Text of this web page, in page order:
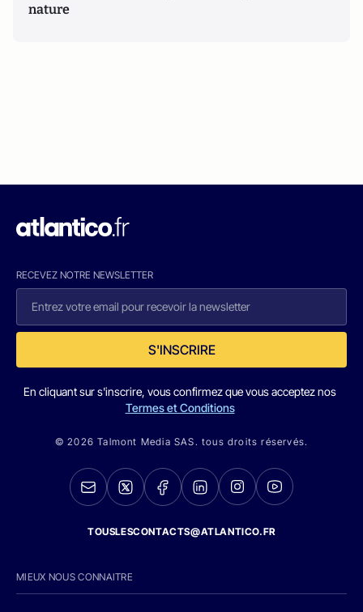
nature
RECEVEZ NOTRE NEWSLETTER
S'INSCRIRE
En cliquant sur s'inscrire, vous confirmez que vous acceptez nos
Termes et Conditions
© 2026 Talmont Media SAS. tous droits réservés.
TOUSLESCONTACTS@ATLANTICO.FR
MIEUX NOUS CONNAITRE